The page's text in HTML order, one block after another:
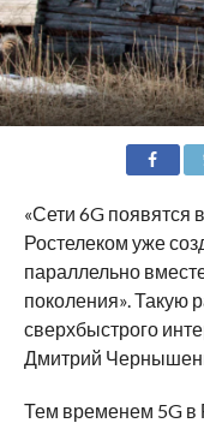
«Сети 6G появятся
Ростелеком уже
параллельно
поколения». Такую
сверхбыстрого
Дмитрий
Тем временем 5G в